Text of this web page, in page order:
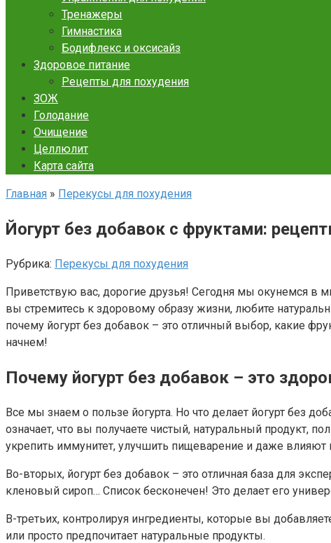
Тренажеры
Гимнастика
Бодифлекс и оксисайз
Здоровое питание
Рецепты для похудения
ЗОЖ
Голодание
Очищение
Целлюлит
Карта сайта
Главная » Перекусы для похудения
Йогурт без добавок с фруктами:
Рубрика: Перекусы для похудения
Приветствую вас, дорогие друзья! Сегодня мы окунемся в
вы стремитесь к здоровому образу жизни, любите
почему йогурт без добавок – это отличный выбор, какие
начнем!
Почему йогурт без добавок – это
Все мы знаем о пользе йогурта. Но что делает йогурт без
означает, что вы получаете чистый, натуральный
укрепить иммунитет, улучшить пищеварение и даже влияют
Во-вторых, йогурт без добавок – это отличная база для
кленовый сироп… Список бесконечен! Это делает его
В-третьих, контролируя ингредиенты, которые вы
или просто предпочитает натуральные продукты.